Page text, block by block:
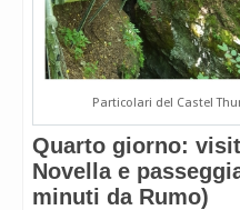
Particolari del Castel
Quarto giorno:
Novella e
minuti da Rumo)